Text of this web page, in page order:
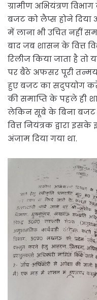
ग्रामीण अभियंत्रण
बजट को लैप्स होने
में लाना भी उचित नहीं
बाद जब शासन के वित्त
रिलीज किया जाता है तो
पर बैठे अफसर पूरी
हुए बजट का सदुपयोग
की समाप्ति के पहले ही
लेकिन सूबे के बिना बजट
वित्त नियंत्रक द्वारा
अंजाम दिया गया था.